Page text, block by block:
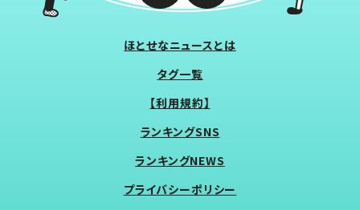
ほとせなニュースとは
タグ一覧
【利用規約】
ランキングSNS
ランキングNEWS
プライバシーポリシー